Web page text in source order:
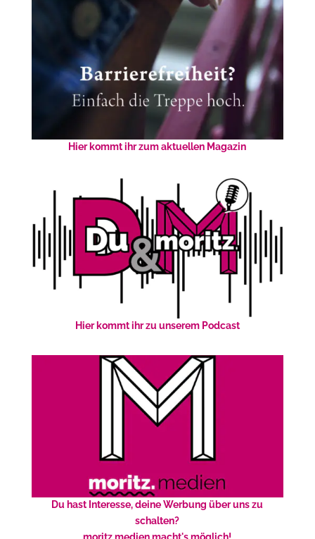
Hier kommt ihr zum aktuellen Magazin
Hier kommt ihr zu unserem Podcast
Du hast Interesse, deine Werbung über uns zu
schalten?